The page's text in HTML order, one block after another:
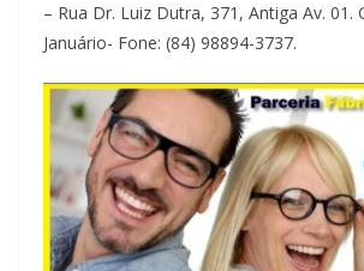
– Rua Dr. Luiz Dutra, 371, Antiga Av. 01.
Januário- Fone: (84) 98894-3737.